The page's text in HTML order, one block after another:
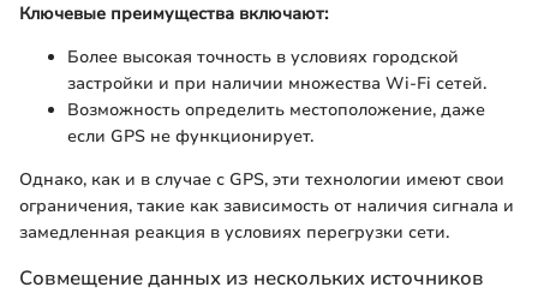
Ключевые преимущества включают:
Более высокая точность в условиях городской
застройки и при наличии множества Wi-Fi сетей.
Возможность определить местоположение, даже
если GPS не функционирует.
Однако, как и в случае с GPS, эти технологии имеют свои
ограничения, такие как зависимость от наличия сигнала и
замедленная реакция в условиях перегрузки сети.
Совмещение данных из нескольких источников